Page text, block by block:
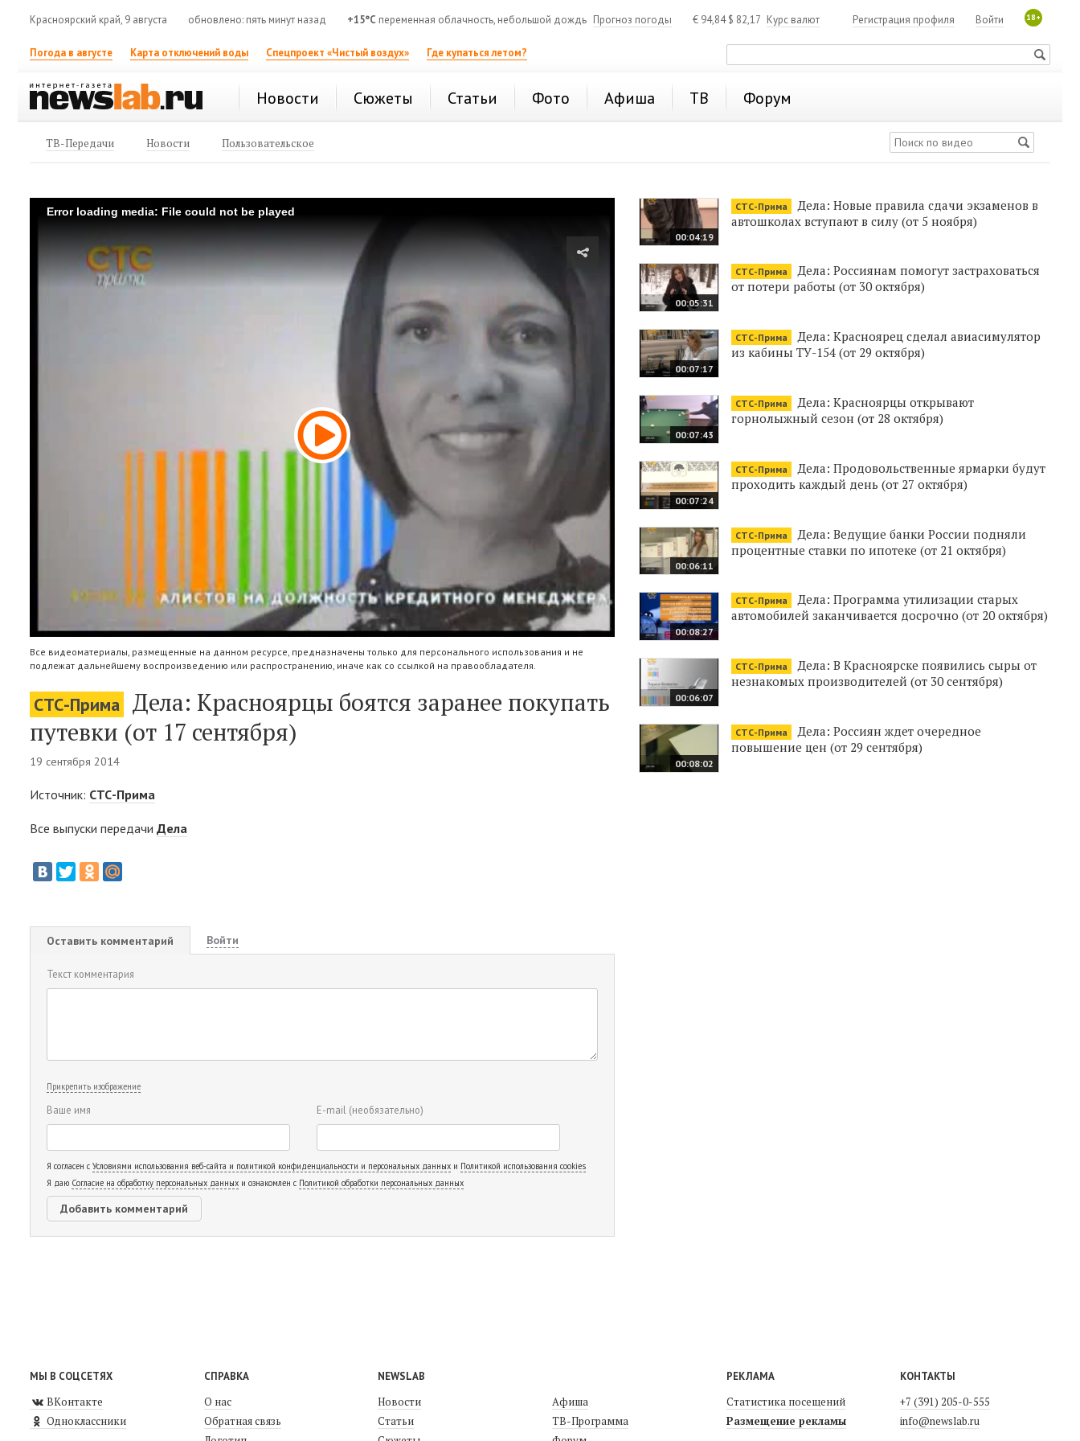
Красноярский край, 9 августа обновлено: пять минут назад +15°C переменная облачность, небольшой дождь Прогноз погоды € 94,84$ 82,17 Курс валют 18+
Войти
Регистрация профиля
Погода в августе Карта отключений воды Спецпроект «Чистый воздух» Где купаться летом?
Новости Сюжеты Статьи Фото Афиша ТВ Форум
ТВ-Передачи Новости Пользовательское
Error loading media: File could not be played
Все видеоматериалы, размещенные на данном ресурсе, предназначены только для персонального использования и не
подлежат дальнейшему воспроизведению или распространению, иначе как со ссылкой на правообладателя.
СТС-Прима Дела: Красноярцы боятся заранее покупать
путевки (от 17 сентября)
19 сентября 2014
Источник: СТС-Прима
Все выпуски передачи Дела
Оставить комментарий Войти
Текст комментария
Прикрепить изображение
Ваше имя E-mail (необязательно)
Я согласен с Условиями использования веб-сайта и политикой конфиденциальности и персональных данных и Политикой использования cookies
Я даю Согласие на обработку персональных данных и ознакомлен с Политикой обработки персональных данных
00:04:19
СТС-Прима
Дела: Новые правила сдачи экзаменов в
автошколах вступают в силу (от 5 ноября)
00:05:31
СТС-Прима
Дела: Россиянам помогут застраховаться
от потери работы (от 30 октября)
00:07:17
СТС-Прима
Дела: Красноярец сделал авиасимулятор
из кабины ТУ-154 (от 29 октября)
00:07:43
СТС-Прима
Дела: Красноярцы открывают
горнолыжный сезон (от 28 октября)
00:07:24
СТС-Прима
Дела: Продовольственные ярмарки будут
проходить каждый день (от 27 октября)
00:06:11
СТС-Прима
Дела: Ведущие банки России подняли
процентные ставки по ипотеке (от 21 октября)
00:08:27
СТС-Прима
Дела: Программа утилизации старых
автомобилей заканчивается досрочно (от 20 октября)
00:06:07
СТС-Прима
Дела: В Красноярске появились сыры от
незнакомых производителей (от 30 сентября)
00:08:02
СТС-Прима
Дела: Россиян ждет очередное
повышение цен (от 29 сентября)
МЫ В СОЦСЕТЯХ
ВКонтакте
Одноклассники
СПРАВКА
О нас
Обратная связь
NEWSLAB
Новости
Статьи
Афиша
ТВ-Программа
РЕКЛАМА
Статистика посещений
Размещение рекламы
КОНТАКТЫ
+7 (391) 205-0-555
info@newslab.ru